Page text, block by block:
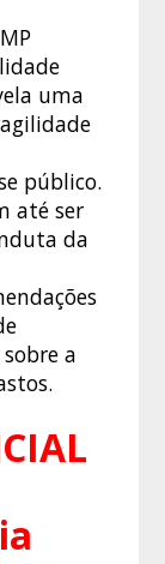
uma
público.
até ser
da
a